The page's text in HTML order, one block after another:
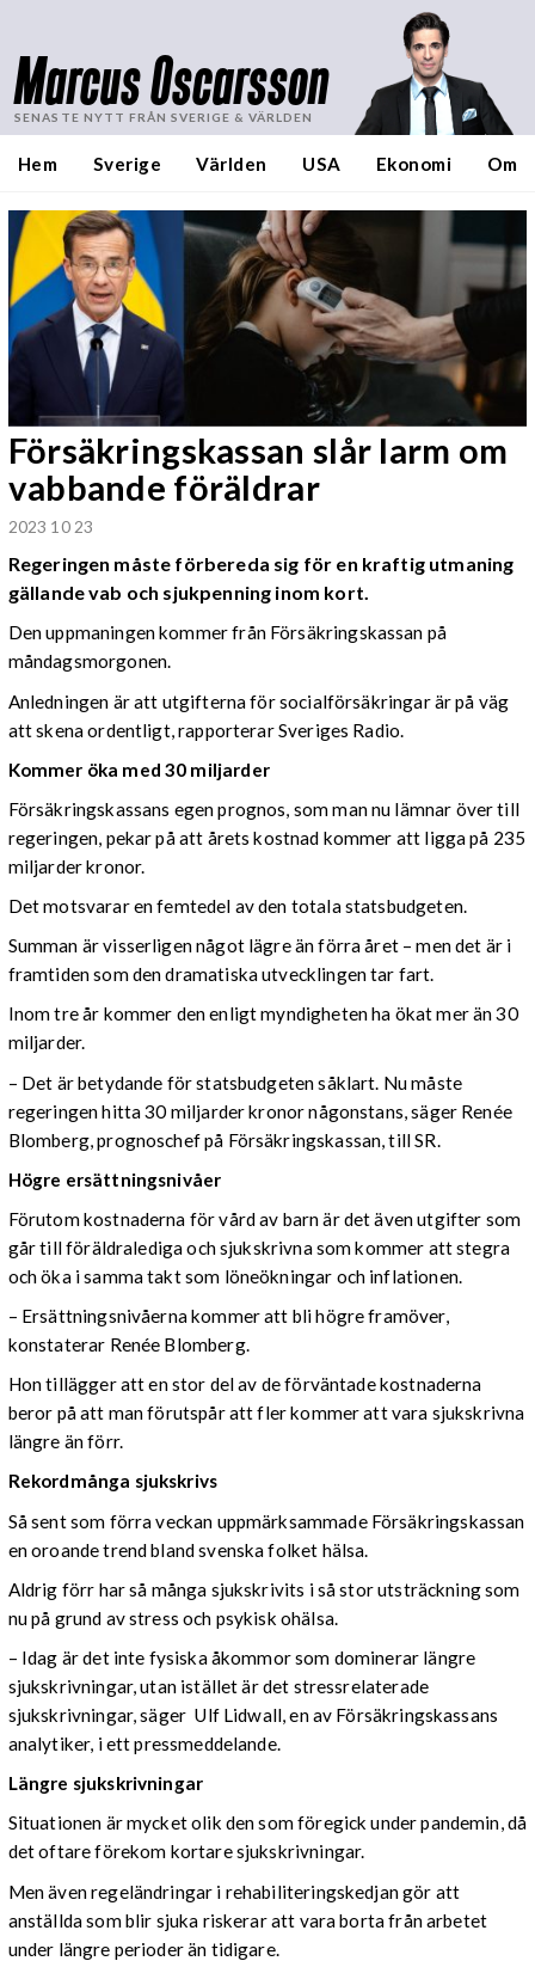
Marcus Oscarsson
SENASTE NYTT FRÅN SVERIGE & VÄRLDEN
Hem Sverige Världen USA Ekonomi Om
Försäkringskassan slår larm om
vabbande föräldrar
2023 10 23
Regeringen måste förbereda sig för en kraftig utmaning
gällande vab och sjukpenning inom kort.
Den uppmaningen kommer från Försäkringskassan på
måndagsmorgonen.
Anledningen är att utgifterna för socialförsäkringar är på väg
att skena ordentligt, rapporterar Sveriges Radio.
Kommer öka med 30 miljarder
Försäkringskassans egen prognos, som man nu lämnar över till
regeringen, pekar på att årets kostnad kommer att ligga på 235
miljarder kronor.
Det motsvarar en femtedel av den totala statsbudgeten.
Summan är visserligen något lägre än förra året – men det är i
framtiden som den dramatiska utvecklingen tar fart.
Inom tre år kommer den enligt myndigheten ha ökat mer än 30
miljarder.
– Det är betydande för statsbudgeten såklart. Nu måste
regeringen hitta 30 miljarder kronor någonstans, säger Renée
Blomberg, prognoschef på Försäkringskassan, till SR.
Högre ersättningsnivåer
Förutom kostnaderna för vård av barn är det även utgifter som
går till föräldralediga och sjukskrivna som kommer att stegra
och öka i samma takt som löneökningar och inflationen.
– Ersättningsnivåerna kommer att bli högre framöver,
konstaterar Renée Blomberg.
Hon tillägger att en stor del av de förväntade kostnaderna
beror på att man förutspår att fler kommer att vara sjukskrivna
längre än förr.
Rekordmånga sjukskrivs
Så sent som förra veckan uppmärksammade Försäkringskassan
en oroande trend bland svenska folket hälsa.
Aldrig förr har så många sjukskrivits i så stor utsträckning som
nu på grund av stress och psykisk ohälsa.
– Idag är det inte fysiska åkommor som dominerar längre
sjukskrivningar, utan istället är det stressrelaterade
sjukskrivningar, säger Ulf Lidwall, en av Försäkringskassans
analytiker, i ett pressmeddelande.
Längre sjukskrivningar
Situationen är mycket olik den som föregick under pandemin, då
det oftare förekom kortare sjukskrivningar.
Men även regeländringar i rehabiliteringskedjan gör att
anställda som blir sjuka riskerar att vara borta från arbetet
under längre perioder än tidigare.